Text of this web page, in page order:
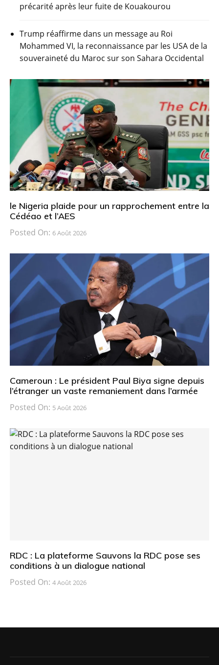
précarité après leur fuite de Kouakourou
Trump réaffirme dans un message au Roi
Mohammed VI, la reconnaissance par les USA de la
souveraineté du Maroc sur son Sahara Occidental
le Nigeria plaide pour un rapprochement entre la
Cédéao et l’AES
Posted On: 6 Août 2026
Cameroun : Le président Paul Biya signe depuis
l’étranger un vaste remaniement dans l’armée
Posted On: 5 Août 2026
RDC : La plateforme Sauvons la RDC pose ses
conditions à un dialogue national
Posted On: 4 Août 2026